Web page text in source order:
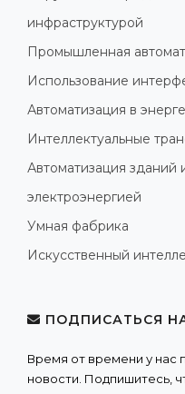
инфраструктурой
Промышленная
Использование
Автоматизация в
Интеллектуальные
Автоматизация зданий
электроэнергией
Умная фабрика
Искусственный
ПОДПИСАТЬСЯ
Время от времени у нас
новости. Подпишитесь,